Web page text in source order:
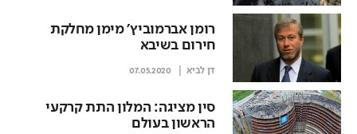
רומן אברמוביץ' מימן מחלקת
חירום בשיבא
דן לביא 07.05.2020
סין מציגה: המלון התת קרקעי
הראשון בעולם